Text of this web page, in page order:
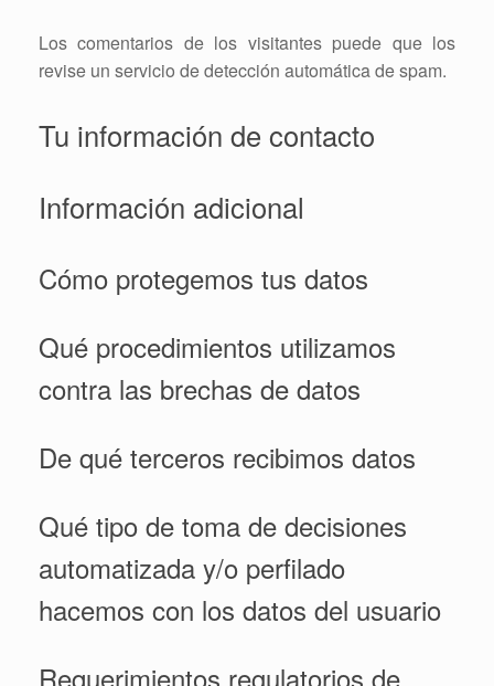
Los comentarios de los visitantes puede que los
revise un servicio de detección automática de spam.
Tu información de contacto
Información adicional
Cómo protegemos tus datos
Qué procedimientos utilizamos
contra las brechas de datos
De qué terceros recibimos datos
Qué tipo de toma de decisiones
automatizada y/o perfilado
hacemos con los datos del usuario
Requerimientos regulatorios de